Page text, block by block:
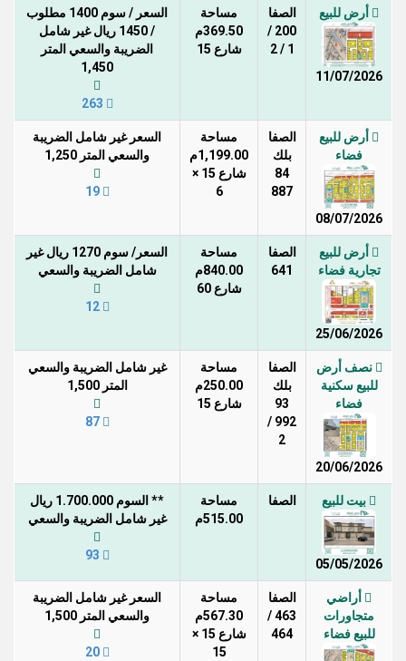
أرض للبيع
11/07/2026
الصفا
200 /
1 / 2
مساحة
369.50م
شارع 15
السعر / سوم 1400 مطلوب
/ 1450 ريال غير شامل
الضريبة والسعي المتر
1,450
أرض للبيع
فضاء
08/07/2026
الصفا
بلك
84
887
مساحة
1,199.00م
شارع 15 ×
6
السعر غير شامل الضريبة
والسعي المتر 1,250
19
أرض للبيع
تجارية فضاء
25/06/2026
الصفا
641
مساحة
840.00م
شارع 60
السعر/ سوم 1270 ريال غير
شامل الضريبة والسعي
12
نصف أرض
للبيع سكنية
فضاء
20/06/2026
الصفا
بلك
93
992 /
2
مساحة
250.00م
شارع 15
غير شامل الضريبة والسعي
المتر 1,500
87
بيت للبيع
05/05/2026
الصفا
مساحة
515.00م
** السوم 1.700.000 ريال
غير شامل الضريبة والسعي
أراضي
متجاورات
للبيع فضاء
الصفا
463 /
464
مساحة
567.30م
شارع 15 ×
15
السعر غير شامل الضريبة
والسعي المتر 1,500
20